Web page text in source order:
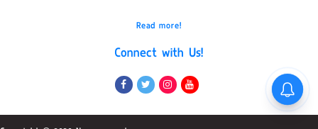
Read more!
Connect with Us!